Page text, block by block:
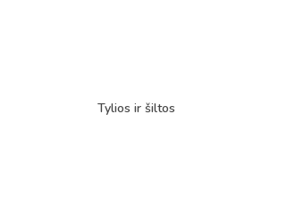
Tylios ir šiltos